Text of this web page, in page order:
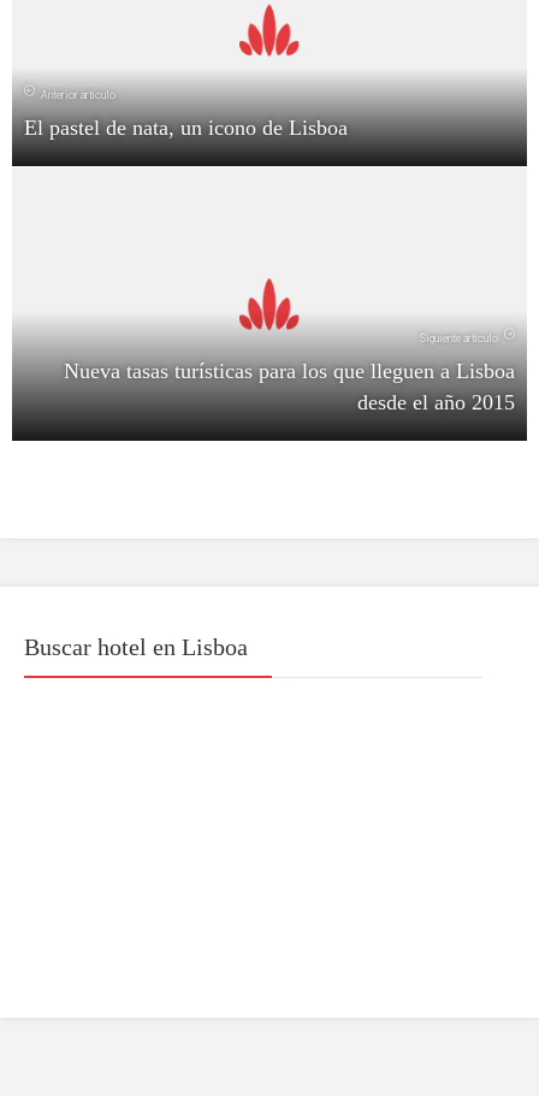
Anterior artículo
El pastel de nata, un icono de Lisboa
Siguiente artículo
Nueva tasas turísticas para los que lleguen a Lisboa
desde el año 2015
Buscar hotel en Lisboa